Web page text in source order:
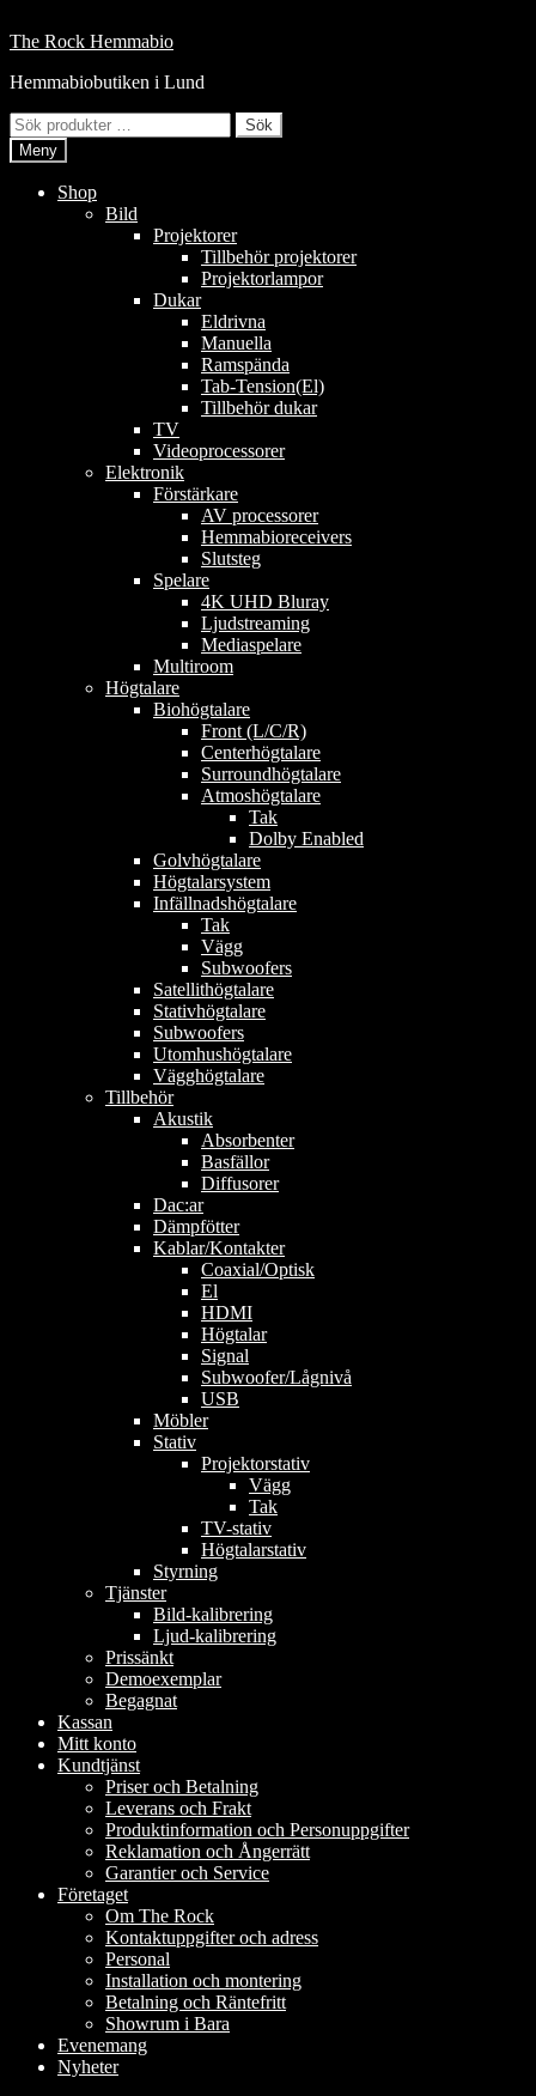
till
Hoppa
navigering
Hoppa
innehåll
The Rock Hemmabio
Hemmabiobutiken i Lund
Sök
efter:
Sök
Meny
Shop
Bild
Projektorer
Tillbehör projektorer
Projektorlampor
Dukar
Eldrivna
Manuella
Ramspända
Tab-Tension(El)
Tillbehör dukar
TV
Videoprocessorer
Elektronik
Förstärkare
AV processorer
Hemmabioreceivers
Slutsteg
Spelare
4K UHD Bluray
Ljudstreaming
Mediaspelare
Multiroom
Högtalare
Biohögtalare
Front (L/C/R)
Centerhögtalare
Surroundhögtalare
Atmoshögtalare
Tak
Dolby Enabled
Golvhögtalare
Högtalarsystem
Infällnadshögtalare
Tak
Vägg
Subwoofers
Satellithögtalare
Stativhögtalare
Subwoofers
Utomhushögtalare
Vägghögtalare
Tillbehör
Akustik
Absorbenter
Basfällor
Diffusorer
Dac:ar
Dämpfötter
Kablar/Kontakter
Coaxial/Optisk
El
HDMI
Högtalar
Signal
Subwoofer/Lågnivå
USB
Möbler
Stativ
Projektorstativ
Vägg
Tak
TV-stativ
Högtalarstativ
Styrning
Tjänster
Bild-kalibrering
Ljud-kalibrering
Prissänkt
Demoexemplar
Begagnat
Kassan
Mitt konto
Kundtjänst
Priser och Betalning
Leverans och Frakt
Produktinformation och Personuppgifter
Reklamation och Ångerrätt
Garantier och Service
Företaget
Om The Rock
Kontaktuppgifter och adress
Personal
Installation och montering
Betalning och Räntefritt
Showrum i Bara
Evenemang
Nyheter